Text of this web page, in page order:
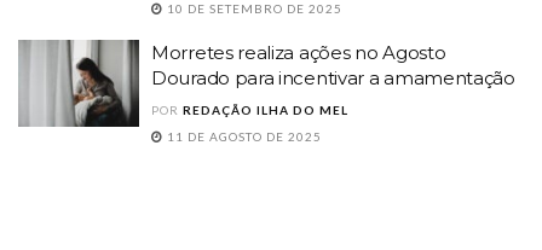
10 DE SETEMBRO DE 2025
Morretes realiza ações no Agosto
Dourado para incentivar a amamentação
POR REDAÇÃO ILHA DO MEL
11 DE AGOSTO DE 2025